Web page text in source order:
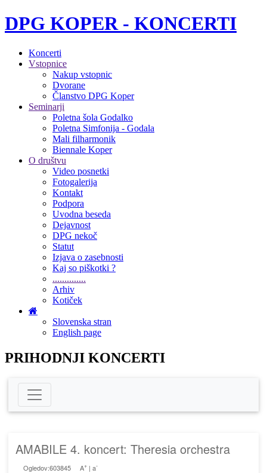
DPG KOPER - KONCERTI
Koncerti
Vstopnice
Nakup vstopnic
Dvorane
Članstvo DPG Koper
Seminarji
Poletna šola Godalko
Poletna Simfonija - Godala
Mali filharmonik
Biennale Koper
O društvu
Video posnetki
Fotogalerija
Kontakt
Podpora
Uvodna beseda
Dejavnost
DPG nekoč
Statut
Izjava o zasebnosti
Kaj so piškotki ?
..............
Arhiv
Kotiček
Slovenska stran
English page
PRIHODNJI KONCERTI
AMABILE 4. koncert: Theresia orchestra
Ogledov:603845 A+| a-